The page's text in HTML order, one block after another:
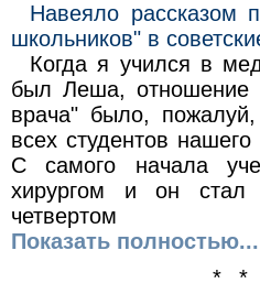
Навеяло рассказом
школьников" в
Когда я учился в
был Леша, отношение
врача" было,
всех студентов
С самого начала
хирургом и он
четвертом
Показать
* *